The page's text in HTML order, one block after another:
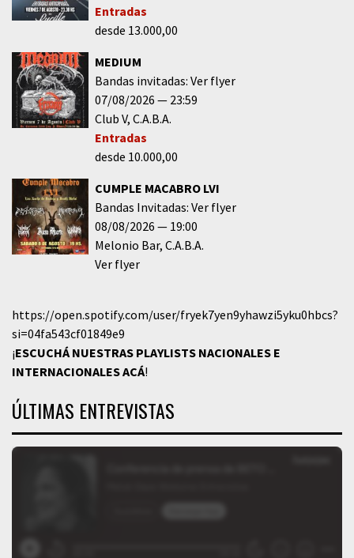
Entradas
desde 13.000,00
MEDIUM
Bandas invitadas: Ver flyer
07/08/2026
23:59
Club V C.A.B.A.
Entradas
desde 10.000,00
CUMPLE MACABRO LVI
Bandas Invitadas: Ver flyer
08/08/2026
19:00
Melonio Bar C.A.B.A.
Ver flyer
https://open.spotify.com/user/fryek7yen9yhawzi5yku0hbcs?
si=04fa543cf01849e9
¡ESCUCHÁ NUESTRAS PLAYLISTS NACIONALES E
INTERNACIONALESACÁ!
ÚLTIMAS ENTREVISTAS